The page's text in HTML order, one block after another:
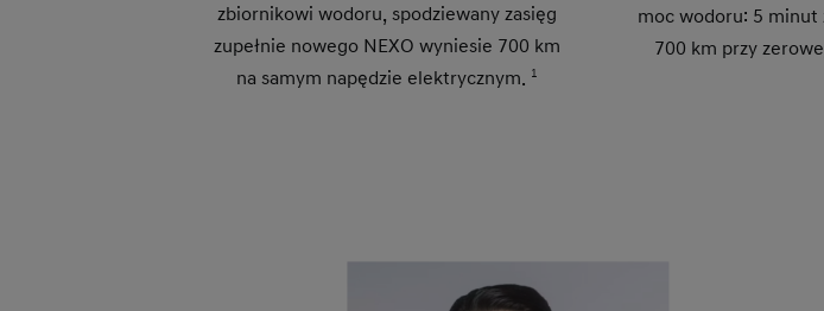
zbiornikowi wodoru, spodziewany zasięg
zupełnie nowego NEXO wyniesie 700 km
na samym napędzie elektrycznym. 1
moc wodoru: 5 minut
700 km przy